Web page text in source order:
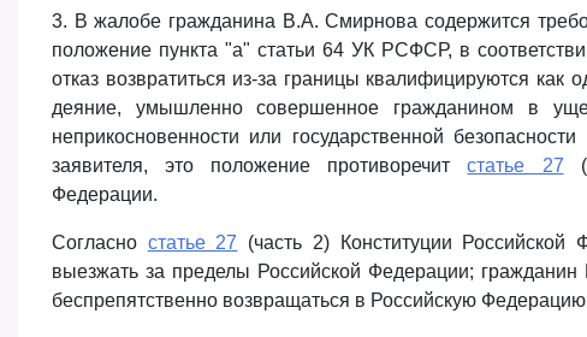
3. В жалобе гражданина В.А. Смирнова содержится
положение пункта "а" статьи 64 УК РСФСР, в
отказ возвратиться из-за границы квалифицируются
деяние, умышленно совершенное гражданином в
неприкосновенности или государственной
заявителя, это положение противоречитстатье 27
Федерации.
Согласно статье 27 (часть 2) Конституции
выезжать за пределы Российской Федерации;
беспрепятственно возвращаться в Российскую